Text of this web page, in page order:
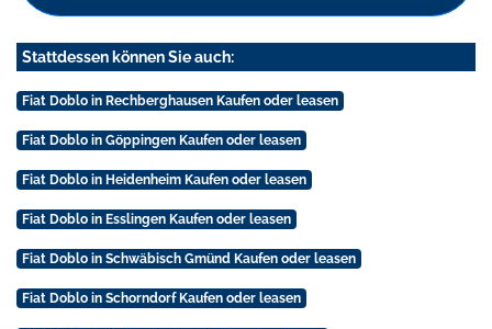
Stattdessen können Sie auch:
Fiat Doblo in Rechberghausen Kaufen oder leasen
Fiat Doblo in Göppingen Kaufen oder leasen
Fiat Doblo in Heidenheim Kaufen oder leasen
Fiat Doblo in Esslingen Kaufen oder leasen
Fiat Doblo in Schwäbisch Gmünd Kaufen oder leasen
Fiat Doblo in Schorndorf Kaufen oder leasen